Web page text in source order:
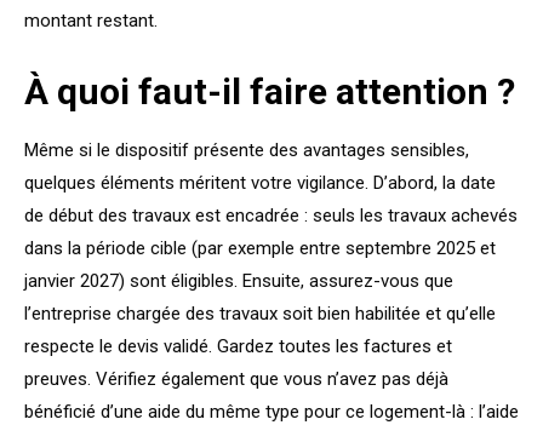
montant restant.
À quoi faut-il faire attention ?
Même si le dispositif présente des avantages sensibles,
quelques éléments méritent votre vigilance. D’abord, la date
de début des travaux est encadrée : seuls les travaux achevés
dans la période cible (par exemple entre septembre 2025 et
janvier 2027) sont éligibles. Ensuite, assurez-vous que
l’entreprise chargée des travaux soit bien habilitée et qu’elle
respecte le devis validé. Gardez toutes les factures et
preuves. Vérifiez également que vous n’avez pas déjà
bénéficié d’une aide du même type pour ce logement-là : l’aide